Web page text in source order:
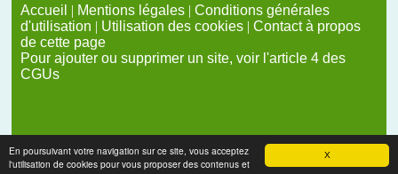
X
En poursuivant votre navigation sur ce site, vous acceptez
l'utilisation de cookies pour vous proposer des contenus et
Accueil | Mentions légales | Conditions générales
d'utilisation | Utilisation des cookies | Contact à propos
de cette page
Pour ajouter ou supprimer un site, voir l'article 4 des
CGUs